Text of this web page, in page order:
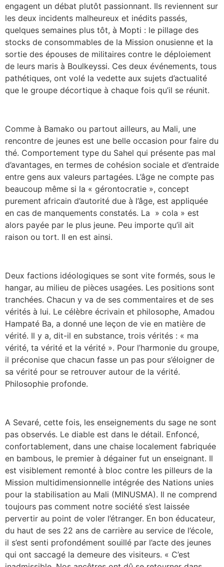
engagent un débat plutôt passionnant. Ils reviennent sur
les deux incidents malheureux et inédits passés,
quelques semaines plus tôt, à Mopti : le pillage des
stocks de consommables de la Mission onusienne et la
sortie des épouses de militaires contre le déploiement
de leurs maris à Boulkeyssi. Ces deux événements, tous
pathétiques, ont volé la vedette aux sujets d’actualité
que le groupe décortique à chaque fois qu’il se réunit.
Comme à Bamako ou partout ailleurs, au Mali, une
rencontre de jeunes est une belle occasion pour faire du
thé. Comportement type du Sahel qui présente pas mal
d’avantages, en termes de cohésion sociale et d’entraide
entre gens aux valeurs partagées. L’âge ne compte pas
beaucoup même si la « gérontocratie », concept
purement africain d’autorité due à l’âge, est appliquée
en cas de manquements constatés. La » cola » est
alors payée par le plus jeune. Peu importe qu’il ait
raison ou tort. Il en est ainsi.
Deux factions idéologiques se sont vite formés, sous le
hangar, au milieu de pièces usagées. Les positions sont
tranchées. Chacun y va de ses commentaires et de ses
vérités à lui. Le célèbre écrivain et philosophe, Amadou
Hampaté Ba, a donné une leçon de vie en matière de
vérité. Il y a, dit-il en substance, trois vérités : « ma
vérité, ta vérité et la vérité ». Pour l’harmonie du groupe,
il préconise que chacun fasse un pas pour s’éloigner de
sa vérité pour se retrouver autour de la vérité.
Philosophie profonde.
A Sevaré, cette fois, les enseignements du sage ne sont
pas observés. Le diable est dans le détail. Enfoncé,
confortablement, dans une chaise localement fabriquée
en bambous, le premier à dégainer fut un enseignant. Il
est visiblement remonté à bloc contre les pilleurs de la
Mission multidimensionnelle intégrée des Nations unies
pour la stabilisation au Mali (MINUSMA). Il ne comprend
toujours pas comment notre société s’est laissée
pervertir au point de voler l’étranger. En bon éducateur,
du haut de ses 22 ans de carrière au service de l’école,
il s’est senti profondément souillé par l’acte des jeunes
qui ont saccagé la demeure des visiteurs. « C’est